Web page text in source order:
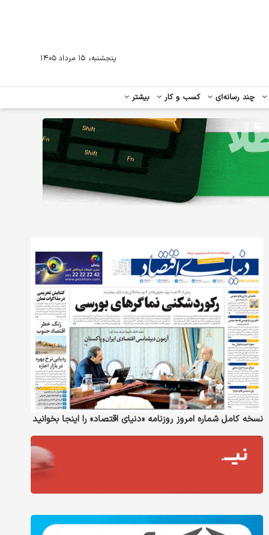
چند رسانه‌ای کسب و کار بیشتر
پنجشنبه، ۱۵ مرداد ۱۴۰۵
نسخه کامل شماره امروز روزنامه «دنیای‌ اقتصاد» را اینجا بخوانید